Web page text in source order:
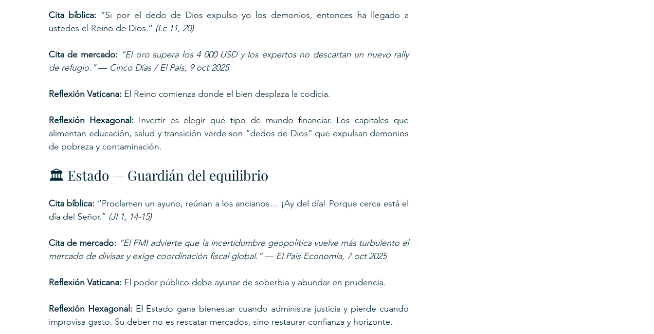
Cita bíblica: “Si por el dedo de Dios expulso yo los demonios, entonces ha llegado a
ustedes el Reino de Dios.” (Lc 11, 20)
Cita de mercado: “El oro supera los 4 000 USD y los expertos no descartan un nuevo rally
de refugio.” — Cinco Días / El País, 9 oct 2025
Reflexión Vaticana: El Reino comienza donde el bien desplaza la codicia.
Reflexión Hexagonal: Invertir es elegir qué tipo de mundo financiar. Los capitales que
alimentan educación, salud y transición verde son “dedos de Dios” que expulsan demonios
de pobreza y contaminación.
🏛️ Estado — Guardián del equilibrio
Cita bíblica: “Proclamen un ayuno, reúnan a los ancianos… ¡Ay del día! Porque cerca está el
día del Señor.” (Jl 1, 14-15)
Cita de mercado: “El FMI advierte que la incertidumbre geopolítica vuelve más turbulento el
mercado de divisas y exige coordinación fiscal global.” — El País Economía, 7 oct 2025
Reflexión Vaticana: El poder público debe ayunar de soberbia y abundar en prudencia.
Reflexión Hexagonal: El Estado gana bienestar cuando administra justicia y pierde cuando
improvisa gasto. Su deber no es rescatar mercados, sino restaurar confianza y horizonte.